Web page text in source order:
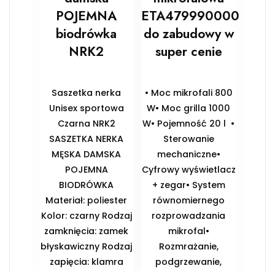
POJEMNA
biodrówka
NRK2
Saszetka nerka
Unisex sportowa
Czarna NRK2
SASZETKA NERKA
MĘSKA DAMSKA
POJEMNA
BIODRÓWKA
Materiał: poliester
Kolor: czarny Rodzaj
zamknięcia: zamek
błyskawiczny Rodzaj
zapięcia: klamra
ETA479990000
do zabudowy w
super cenie
• Moc mikrofali 800
W• Moc grilla 1000
W• Pojemność 20 l •
Sterowanie
mechaniczne•
Cyfrowy wyświetlacz
+ zegar• System
równomiernego
rozprowadzania
mikrofal•
Rozmrażanie,
podgrzewanie,